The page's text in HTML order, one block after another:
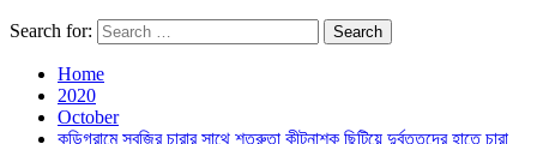
Search for:
Home
2020
October
কুড়িগ্রামে সবজির চারার সাথে শত্রুতা কীটনাশক ছিটিয়ে দুর্বৃত্তদের হাতে চারা